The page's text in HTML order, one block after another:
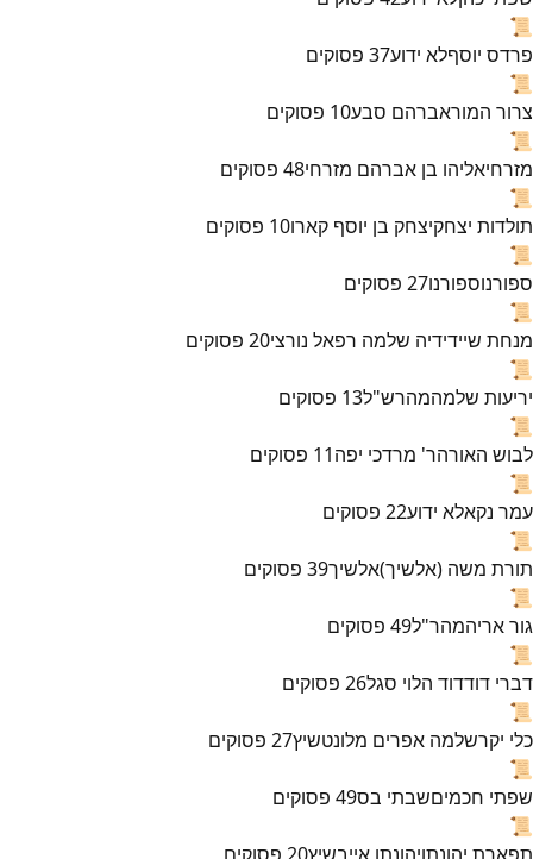
📜
פרדס יוסףלא ידוע37 פסוקים
📜
צרור המוראברהם סבע10 פסוקים
📜
מזרחיאליהו בן אברהם מזרחי48 פסוקים
📜
תולדות יצחקיצחק בן יוסף קארו10 פסוקים
📜
ספורנוספורנו27 פסוקים
📜
מנחת שיידידיה שלמה רפאל נורצי20 פסוקים
📜
יריעות שלמהמהרש"ל13 פסוקים
📜
לבוש האורהר' מרדכי יפה11 פסוקים
📜
עמר נקאלא ידוע22 פסוקים
📜
תורת משה (אלשיך)אלשיך39 פסוקים
📜
גור אריהמהר"ל49 פסוקים
📜
דברי דודדוד הלוי סגל26 פסוקים
📜
כלי יקרשלמה אפרים מלונטשיץ27 פסוקים
📜
שפתי חכמיםשבתי בס49 פסוקים
📜